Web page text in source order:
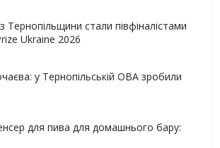
Тернопільщини стали півфіналістами
Ukraine 2026
у Тернопільській ОВА зробили
для пива для домашнього бару: